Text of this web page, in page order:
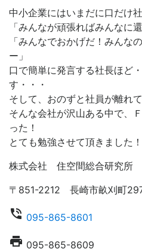
中小企業にはいまだに口だけ
「みんなが頑張ればみんなに
「みんなでおかげだ！みんな
ー」
口で簡単に発言する社長ほど
す・・・
そして、おのずと社員が離れて
そんな会社が沢山ある中で、
った！
とても勉強させて頂きました！
株式会社 住空間総合研究所
〒851-2212 長崎市畝刈町
phone_in_talk 095-865-8601
local_printshop 095-865-8609